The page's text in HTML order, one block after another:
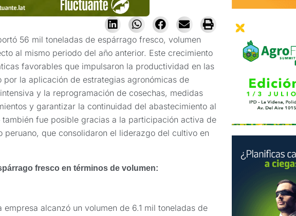
56 mil toneladas de espárrago fresco, volumen
al mismo periodo del año anterior. Este crecimiento
favorables que impulsaron la productividad en las
la aplicación de estrategias agronómicas de
y la reprogramación de cosechas, medidas
y garantizar la continuidad del abastecimiento al
fue posible gracias a la participación activa de
peruano, que consolidaron el liderazgo del cultivo en
fresco en términos de volumen:
alcanzó un volumen de 6.1 mil toneladas de